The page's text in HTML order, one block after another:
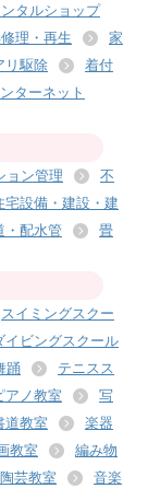
ンタルショップ
理・再生
家
リ駆除
着付
ターネット
ョン管理
不
宅設備・建設・建
・配水管
畳
スイミングスクー
イビングスクール
踊
テニスス
アノ教室
写
道教室
楽器
教室
編み物
陶芸教室
音楽